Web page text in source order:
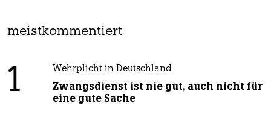
meistkommentiert
1 Wehrplicht in Deutschland
Zwangsdienst ist nie gut, auch nicht für
eine gute Sache